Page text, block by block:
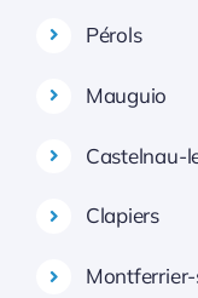
Pérols
Mauguio
Castelnau-
Clapiers